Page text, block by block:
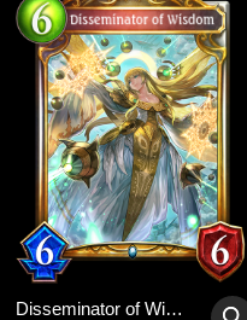
Disseminator of Wisdom